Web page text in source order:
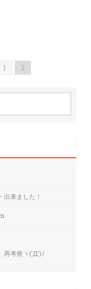
1 2
来ました！
再考察ヽ(`Д´)ﾉ